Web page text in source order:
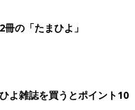
せてくれた子どもたち
の「たまひよ」
よ雑誌を買うとポイント10